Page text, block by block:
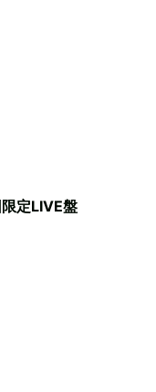
定LIVE盤